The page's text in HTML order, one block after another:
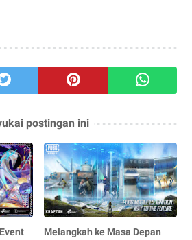
postingan ini
Melangkah ke Masa Depan